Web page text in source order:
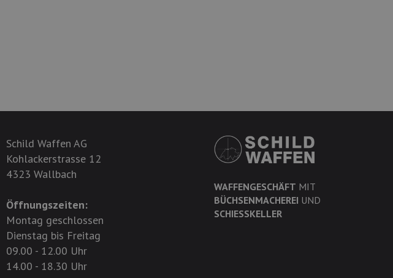
Schild Waffen AG
Kohlackerstrasse 12
4323 Wallbach
Öffnungszeiten:
Montag geschlossen
Dienstag bis Freitag
09.00 - 12.00 Uhr
14.00 - 18.30 Uhr
WAFFENGESCHÄFT MIT
BÜCHSENMACHEREI UND
SCHIESSKELLER